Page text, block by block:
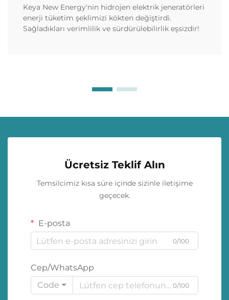
Keya New Energy'nin hidrojen elektrik jeneratörleri
enerji tüketim şeklimizi kökten değiştirdi.
Sağladıkları verimlilik ve sürdürülebilirlik eşsizdir!
Ücretsiz Teklif Alın
Temsilcimiz kısa süre içinde sizinle iletişime
geçecek.
E-posta
0/100
Cep/WhatsApp
Code
0/100